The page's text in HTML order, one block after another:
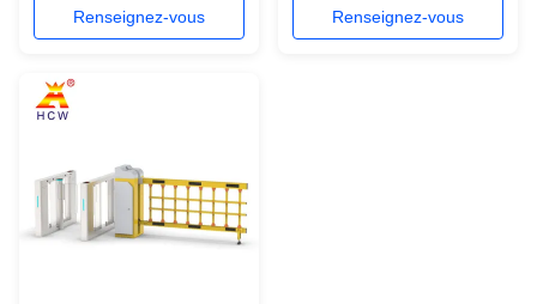
vitesse du moteur 0.5s
pour des souterrains
Renseignez-vous
reconnaissance des
visages de mesure de la
Renseignez-vous